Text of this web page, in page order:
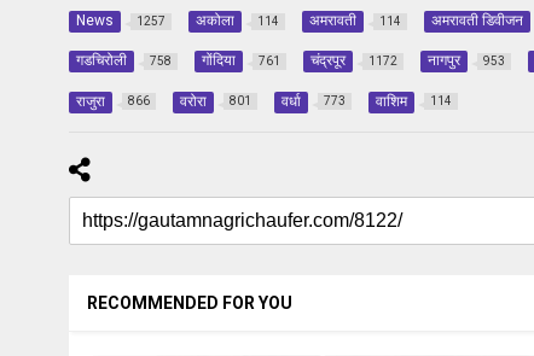
News 1257 अकोला 114 अमरावती 114 अमरावती डिवीजन
गडचिरोली 758 गोंदिया 761 चंद्रपूर 1172 नागपुर 953
राजुरा 866 वरोरा 801 वर्धा 773 वाशिम 114
RECOMMENDED FOR YOU